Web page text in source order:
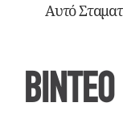
Αυτό
ΒΙΝΤΕΟ